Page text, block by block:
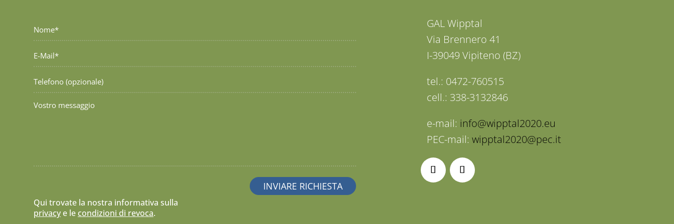
Qui trovate la nostra informativa sulla
privacy e le condizioni di revoca.
GAL Wipptal
Via Brennero 41
I-39049 Vipiteno (BZ)
tel.: 0472-760515
cell.: 338-3132846
e-mail: info@wipptal2020.eu
PEC-mail: wipptal2020@pec.it